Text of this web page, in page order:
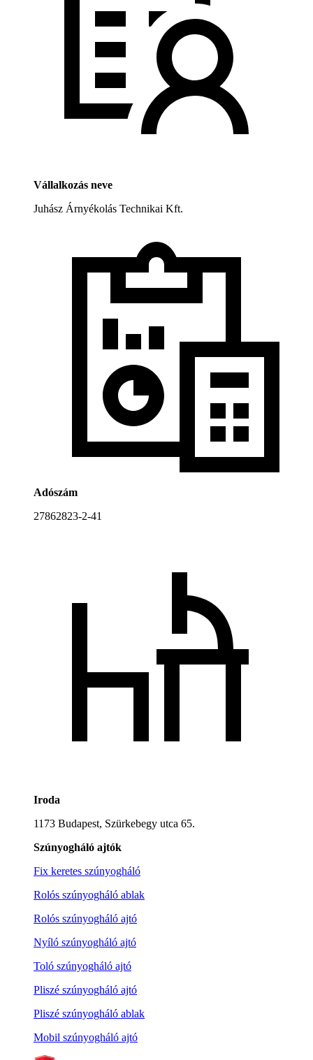
Vállalkozás neve
Juhász Árnyékolás Technikai Kft.
Adószám
27862823-2-41
Iroda
1173 Budapest, Szürkebegy utca 65.
Szúnyogháló ajtók
Fix keretes szúnyogháló
Rolós szúnyogháló ablak
Rolós szúnyogháló ajtó
Nyíló szúnyogháló ajtó
Toló szúnyogháló ajtó
Pliszé szúnyogháló ajtó
Pliszé szúnyogháló ablak
Mobil szúnyogháló ajtó